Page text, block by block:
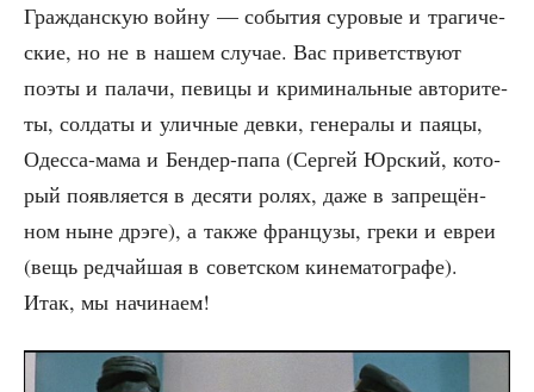
Граж­дан­скую вой­ну — собы­тия суро­вые и тра­ги­че­
ские, но не в нашем слу­чае. Вас при­вет­ству­ют
поэты и пала­чи, певи­цы и кри­ми­наль­ные авто­ри­те­
ты, сол­да­ты и улич­ные дев­ки, гене­ра­лы и пая­цы,
Одес­са-мама и Бен­дер-папа (Сер­гей Юрский, кото­
рый появ­ля­ет­ся в деся­ти ролях, даже в запре­щён­
ном ныне дрэ­ге), а так­же фран­цу­зы, гре­ки и евреи
(вещь ред­чай­шая в совет­ском кине­ма­то­гра­фе).
Итак, мы начинаем!